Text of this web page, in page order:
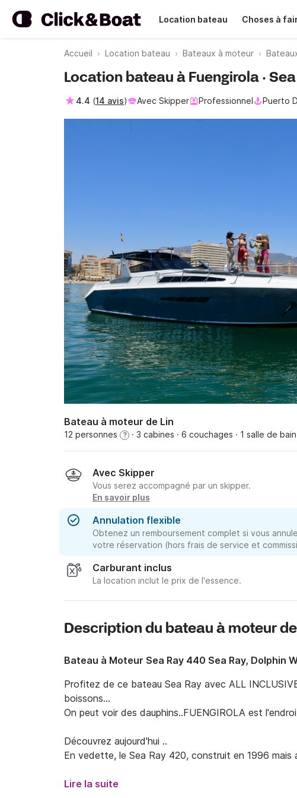
Location bateau Choses à
Accueil Location bateau Bateaux à moteur
Location bateau à Fuengirola ·
4.4 (14 avis) Avec Skipper Professionnel Puerto
Bateau à moteur de Lin
12 personnes ? · 3 cabines · 6 couchages · 1 salle de bain
Avec Skipper
Vous serez accompagné par un skipper.
En savoir plus
Annulation flexible
Obtenez un remboursement complet si vous
votre réservation (hors frais de service et
Carburant inclus
La location inclut le prix de l'essence.
Description du bateau à moteur
Bateau à Moteur Sea Ray 440 Sea Ray, Dolphin
Profitez de ce bateau Sea Ray avec ALL
boissons...
On peut voir des dauphins..FUENGIROLA est
Découvrez aujourd'hui ..
En vedette, le Sea Ray 420, construit en 1996
membres d'équipage pourront dormir à bord.
Lire la suite